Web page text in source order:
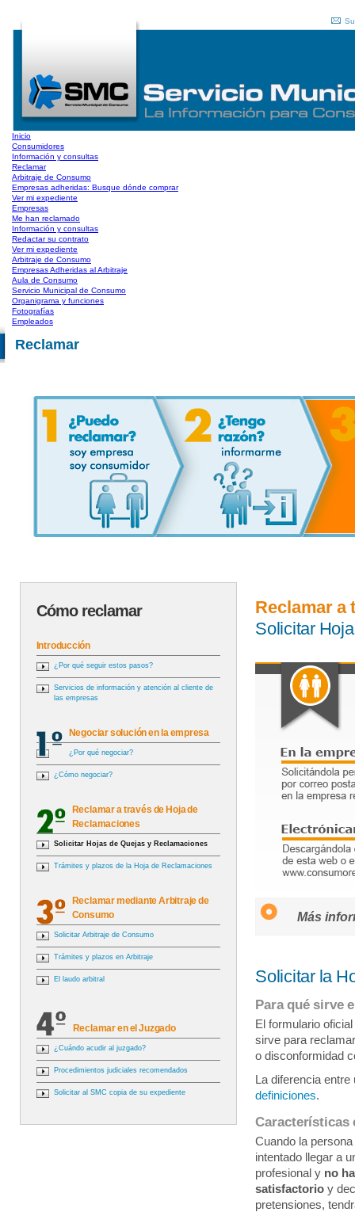
Inicio
Consumidores
Información y consultas
Reclamar
Arbitraje de Consumo
Empresas adheridas: Busque dónde comprar
Ver mi expediente
Empresas
Me han reclamado
Información y consultas
Redactar su contrato
Ver mi expediente
Arbitraje de Consumo
Empresas Adheridas al Arbitraje
Aula de Consumo
Servicio Municipal de Consumo
Organigrama y funciones
Fotografías
Empleados
Reclamar
Cómo reclamar
Introducción
¿Por qué seguir estos pasos?
Servicios de información y atención al cliente de
las empresas
Negociar solución en la empresa
¿Por qué negociar?
¿Cómo negociar?
Reclamar a través de Hoja de
Reclamaciones
Solicitar Hojas de Quejas y Reclamaciones
Trámites y plazos de la Hoja de Reclamaciones
Reclamar mediante Arbitraje de
Consumo
Solicitar Arbitraje de Consumo
Trámites y plazos en Arbitraje
El laudo arbitral
Reclamar en el Juzgado
¿Cuándo acudir al juzgado?
Procedimientos judiciales recomendados
Solicitar al SMC copia de su expediente
Reclamar a
Solicitar
Más
Solicitar la
Para qué sirve
El formulario
sirve para
o disconformidad
La diferencia
definiciones.
Características
Cuando la
intentado llegar a
profesional y no
satisfactorio y
pretensiones,